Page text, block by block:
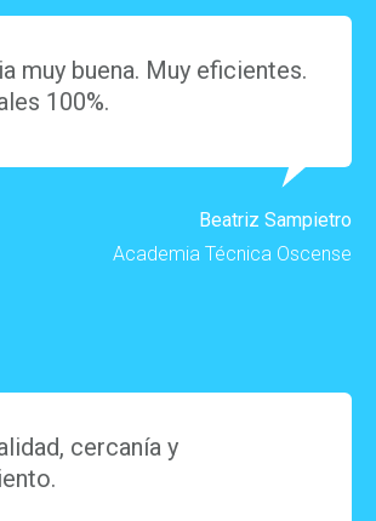
muy buena. Muy eficientes.
100%.
Beatriz Sampietro
Academia Técnica Oscense
cercanía y